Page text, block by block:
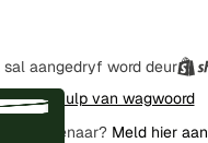
sal aangedryf word deur
met behulp van wagwoord
Meld hier aan